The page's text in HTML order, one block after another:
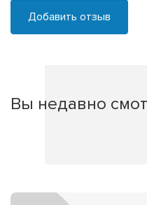
Добавить отзыв
Вы недавно